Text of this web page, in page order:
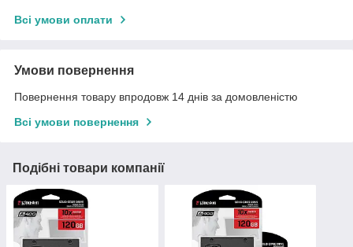
Всі умови оплати
Умови повернення
Повернення товару впродовж 14 днів за домовленістю
Всі умови повернення
Подібні товари компанії